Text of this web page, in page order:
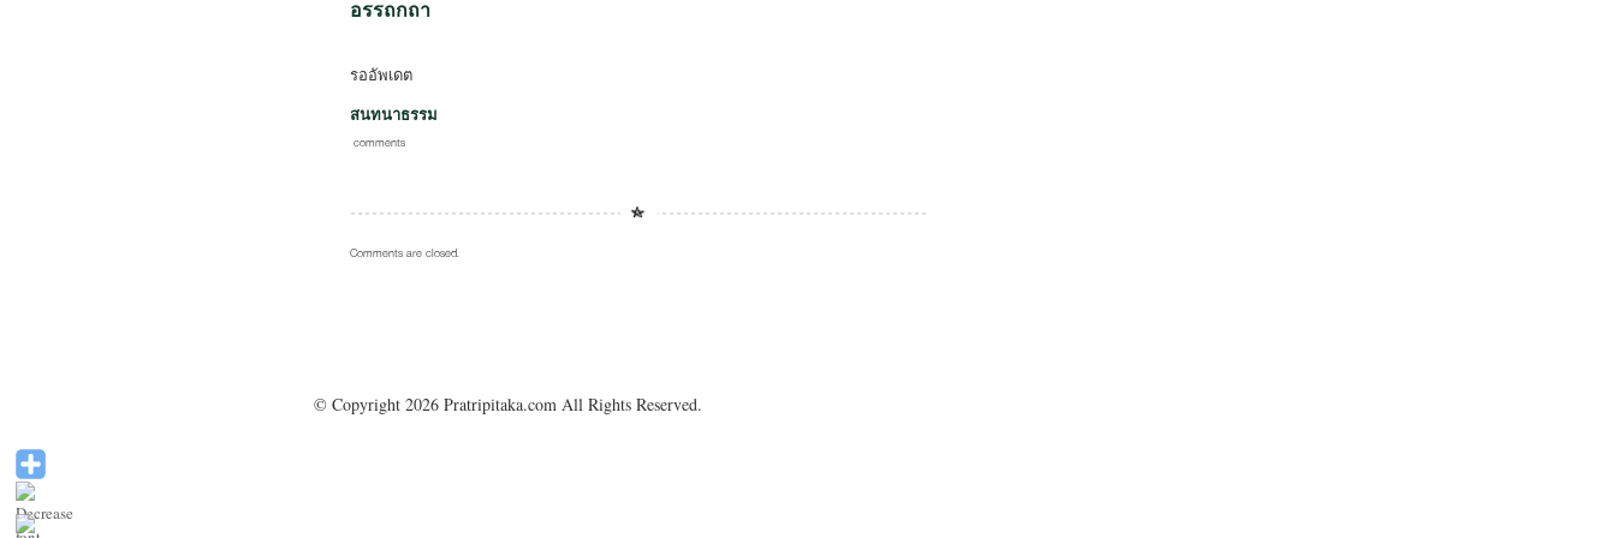
อรรถกถา
รออัพเดต
สนทนาธรรม
comments
Comments are closed.
© Copyright 2026 Pratripitaka.com All Rights Reserved.